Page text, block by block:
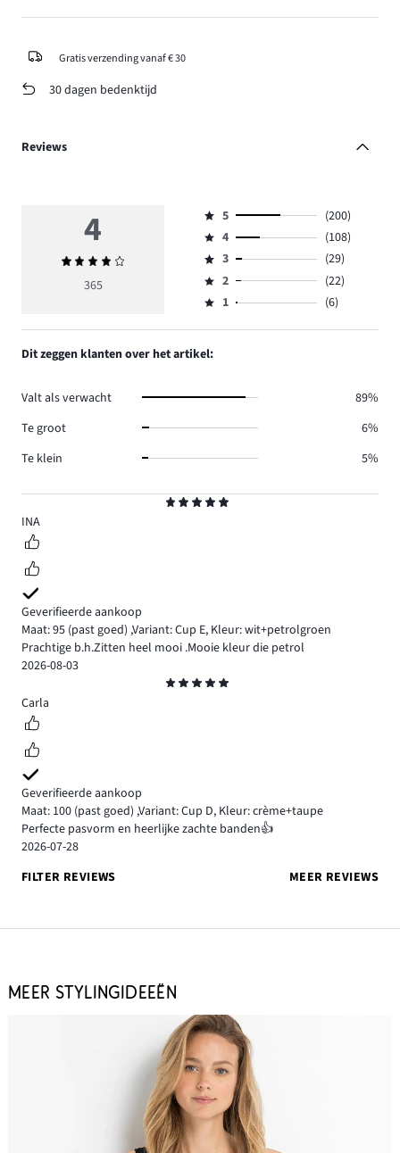
Gratis verzending vanaf € 30
30 dagen bedenktijd
Reviews
5
INA
Geverifieerde aankoop
Maat: 95 (past goed) ,Variant: Cup E, Kleur: wit+petrolgroen
Prachtige b.h.Zitten heel mooi .Mooie kleur die petrol
2026-08-03
5
Carla
Geverifieerde aankoop
Maat: 100 (past goed) ,Variant: Cup D, Kleur: crème+taupe
Perfecte pasvorm en heerlijke zachte banden👍
2026-07-28
FILTER REVIEWS
MEER REVIEWS
4
Gemiddelde
beoordeling
365
Beoordeling
5,
aantal
reviews
200.
5
(200)
Beoordeling
4,
aantal
reviews
4
(108)
Beoordeling
3,
aantal
3
(29)
Beoordeling
2,
22.
2
(22)
Beoordeling
1,
aantal
reviews
1 (6)
Dit zeggen klanten over het artikel:
Valt als verwacht
89%
Te groot
6%
Te klein
5%
MEER STYLINGIDEEËN